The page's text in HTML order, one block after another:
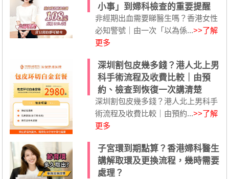
小事」到婦科檢查的重要提醒
非經期出血需要睇醫生嗎？香港女性
必知警號｜由一次「以為係...>>了解
更多
深圳割包皮幾多錢？港人北上男
科手術流程及收費比較｜由預
約、檢查到恢復一次講清楚
深圳割包皮幾多錢？港人北上男科手
術流程及收費比較｜由預約...>>了解
更多
子宮環到期點算？香港婦科醫生
講解取環及更換流程，幾時需要
處理？